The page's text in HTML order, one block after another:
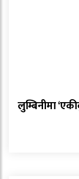
लुम्बिनीमा